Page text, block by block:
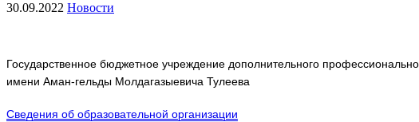
30.09.2022 Новости
Государственное бюджетное учреждение дополнительного
имени Аман-гельды Молдагазыевича Тулеева
Сведения об образовательной организации